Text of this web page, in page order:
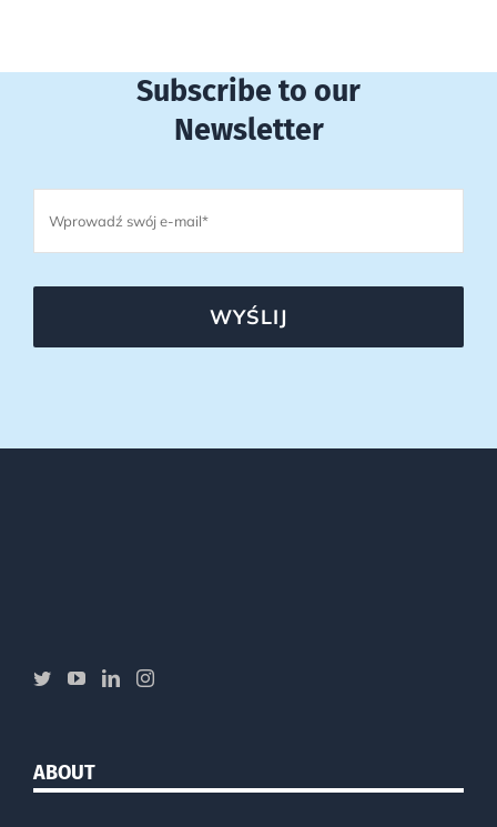
Subscribe to our
Newsletter
WYŚLIJ
ABOUT